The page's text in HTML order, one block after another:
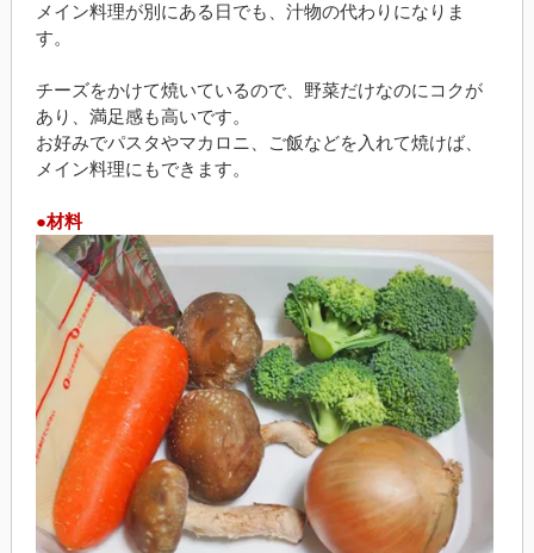
メイン料理が別にある日でも、汁物の代わりになりま
す。
チーズをかけて焼いているので、野菜だけなのにコクが
あり、満足感も高いです。
お好みでパスタやマカロニ、ご飯などを入れて焼けば、
メイン料理にもできます。
●材料